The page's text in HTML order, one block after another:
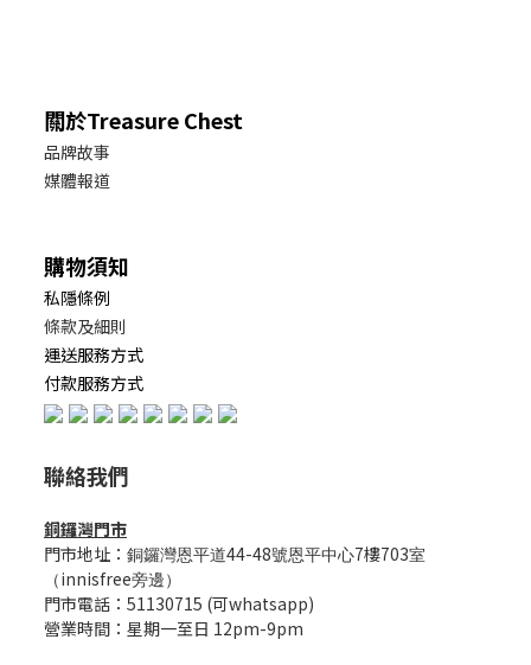
關於Treasure Chest
品牌故事
媒體報道
購物須知
私隱條例
條款及細則
運送服務方式
付款服務方式
聯絡我們
銅鑼灣門市
門市地址： 銅鑼灣恩平道44-48號恩平中心7樓703室
（ innisfree旁邊）
門市電話：51130715 (可whatsapp)
營業時間：星期一至日 12pm-9pm